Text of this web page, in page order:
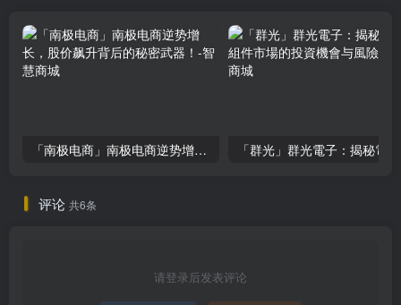
「南极电商」南极电商逆势增长，股价飙升背后的秘密武器！
评论 共6条
请登录后发表评论